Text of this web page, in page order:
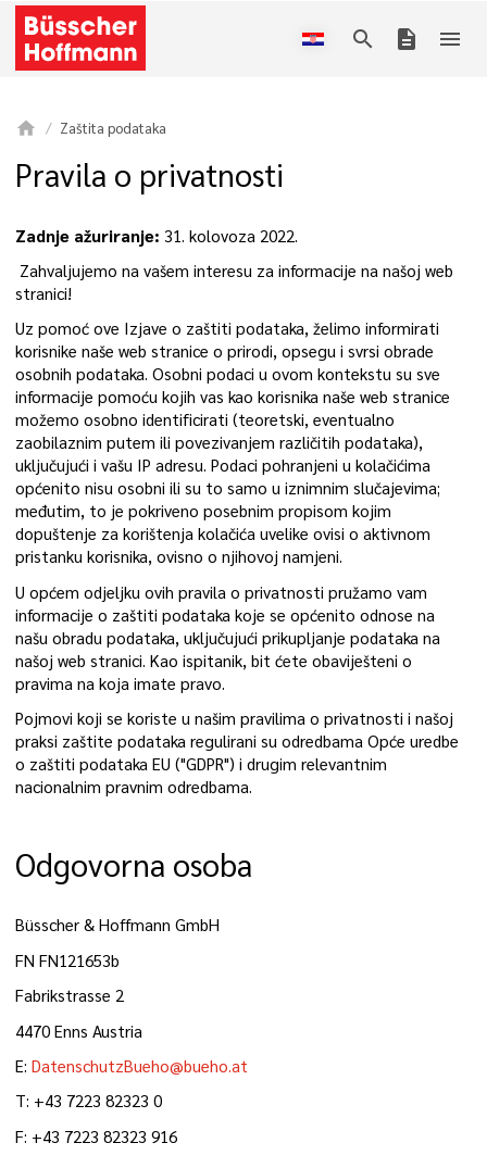
search description menu
home Zaštita podataka
Pravila o privatnosti
Zadnje ažuriranje: 31. kolovoza 2022.
Zahvaljujemo na vašem interesu za informacije na našoj web
stranici!
Uz pomoć ove Izjave o zaštiti podataka, želimo informirati
korisnike naše web stranice o prirodi, opsegu i svrsi obrade
osobnih podataka. Osobni podaci u ovom kontekstu su sve
informacije pomoću kojih vas kao korisnika naše web stranice
možemo osobno identificirati (teoretski, eventualno
zaobilaznim putem ili povezivanjem različitih podataka),
uključujući i vašu IP adresu. Podaci pohranjeni u kolačićima
općenito nisu osobni ili su to samo u iznimnim slučajevima;
međutim, to je pokriveno posebnim propisom kojim
dopuštenje za korištenja kolačića uvelike ovisi o aktivnom
pristanku korisnika, ovisno o njihovoj namjeni.
U općem odjeljku ovih pravila o privatnosti pružamo vam
informacije o zaštiti podataka koje se općenito odnose na
našu obradu podataka, uključujući prikupljanje podataka na
našoj web stranici. Kao ispitanik, bit ćete obaviješteni o
pravima na koja imate pravo.
Pojmovi koji se koriste u našim pravilima o privatnosti i našoj
praksi zaštite podataka regulirani su odredbama Opće uredbe
o zaštiti podataka EU ("GDPR") i drugim relevantnim
nacionalnim pravnim odredbama.
Odgovorna osoba
Büsscher & Hoffmann GmbH
FN FN121653b
Fabrikstrasse 2
4470 Enns Austria
E:DatenschutzBueho@bueho.at
T: +43 7223 82323 0
F: +43 7223 82323 916